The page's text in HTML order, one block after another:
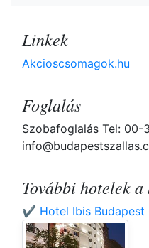
Linkek
Akcioscsomagok.hu
Foglalás
Szobafoglalás Tel: 00-
További hotelek a
✔️ Hotel Ibis Budapest